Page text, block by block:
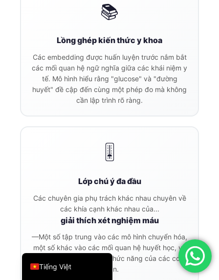
📚
Lồng ghép kiến thức y khoa
Các embedding được huấn luyện trước nắm bắt
các mối quan hệ ngữ nghĩa giữa các khái niệm y
tế. Mô hình hiểu rằng "glucose" và "đường
huyết" đề cập đến cùng một phép đo mà không
cần lập trình rõ ràng.
🎚️
Lớp chú ý đa đầu
Các chuyên gia phụ trách khác nhau chuyên về
các khía cạnh khác nhau của...
giải thích xét nghiệm máu
—Một số tập trung vào các mô hình chuyển hóa,
một số khác vào các mối quan hệ huyết học, và
một số khác nữa vào chức năng của các cơ
quan.
Tiếng Việt
English
Deutsch
Français
Română
简体中文
فارسی
Български